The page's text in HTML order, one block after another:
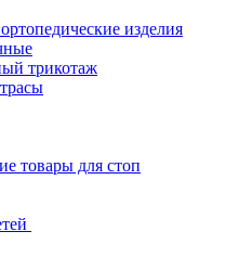
изделия
трикотаж
товары для стоп